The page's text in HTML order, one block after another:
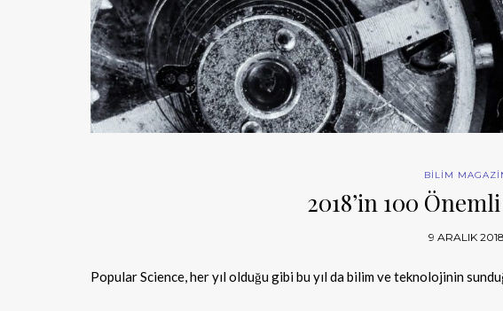
BİLİM
2018’in 100
9 ARALIK 2018
Popular Science, her yıl olduğu gibi bu yıl da bilim ve teknolojinin